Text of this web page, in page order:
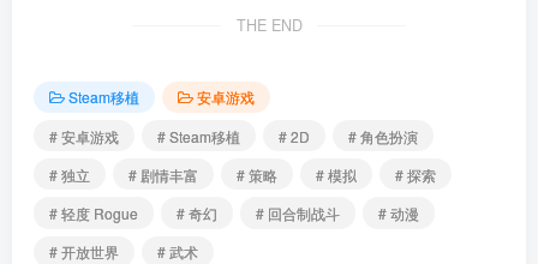
THE END
Steam移植
安卓游戏
# 安卓游戏
# Steam移植 # 2D
# 角色扮演
# 独立
# 剧情丰富 # 策略 # 模拟
# 探索
# 轻度 Rogue
# 奇幻 # 回合制战斗
# 动漫
# 开放世界
# 武术